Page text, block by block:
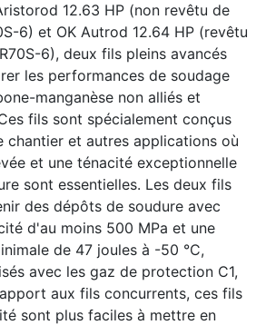
12.63 HP (non revêtu de
6) et OK Autrod 12.64 HP (revêtu
6), deux fils pleins avancés
les performances de soudage
manganèse non alliés et
fils sont spécialement conçus
chantier et autres applications où
et une ténacité exceptionnelle
sont essentielles. Les deux fils
des dépôts de soudure avec
d'au moins 500 MPa et une
de 47 joules à -50 °C,
avec les gaz de protection C1,
aux fils concurrents, ces fils
sont plus faciles à mettre en